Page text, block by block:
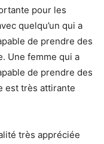
pour les
quelqu’un qui a
de prendre des
Une femme qui a
de prendre des
est très attirante
très appréciée